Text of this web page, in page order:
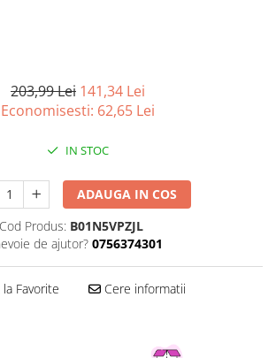
tehnice
de constructii
Telefoane
accesorii
203,99 Lei 141,34 Lei
Economisesti: 62,65 Lei
IN STOC
ADAUGA IN COS
Cod Produs: B01N5VPZJL
de ajutor? 0756374301
Favorite Cere informatii